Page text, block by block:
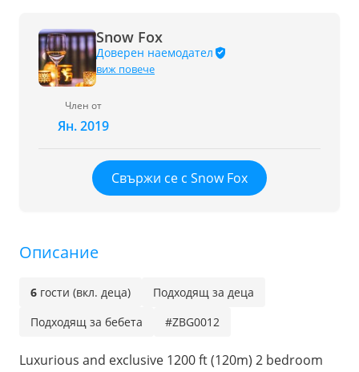
Snow Fox
Доверен наемодател
виж повече
Член от
Ян. 2019
Свържи се с Snow Fox
Описание
6 гости (вкл. деца)
Подходящ за деца
Подходящ за бебета
#ZBG0012
Luxurious and exclusive 1200 ft (120m) 2 bedroom